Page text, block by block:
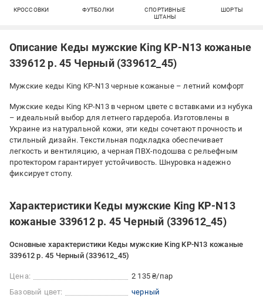
КРОССОВКИ ФУТБОЛКИ
СПОРТИВНЫЕ
ШТАНЫ
ШОРТЫ
Описание Кеды мужские King KP-N13 кожаные
339612 р. 45 Черный (339612_45)
Мужские кеды King KP-N13 черные кожаные – летний комфорт
Мужские кеды King KP-N13 в черном цвете с вставками из нубука
– идеальный выбор для летнего гардероба. Изготовлены в
Украине из натуральной кожи, эти кеды сочетают прочность и
стильный дизайн. Текстильная подкладка обеспечивает
легкость и вентиляцию, а черная ПВХ-подошва с рельефным
протектором гарантирует устойчивость. Шнуровка надежно
фиксирует стопу.
Характеристики Кеды мужские King KP-N13
кожаные 339612 р. 45 Черный (339612_45)
Основные характеристики Кеды мужские King KP-N13 кожаные
339612 р. 45 Черный (339612_45)
Цена:
2 135 ₴/пар
Базовый цвет:
черный